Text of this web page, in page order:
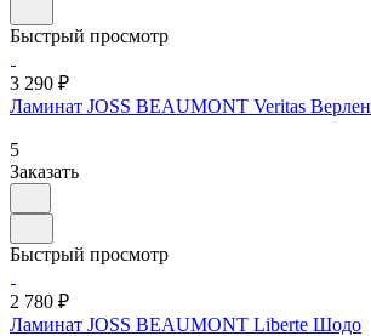
Быстрый просмотр
3 290 ₽
Ламинат JOSS BEAUMONT Veritas Верлен
5
Заказать
Быстрый просмотр
2 780 ₽
Ламинат JOSS BEAUMONT Liberte Шодо